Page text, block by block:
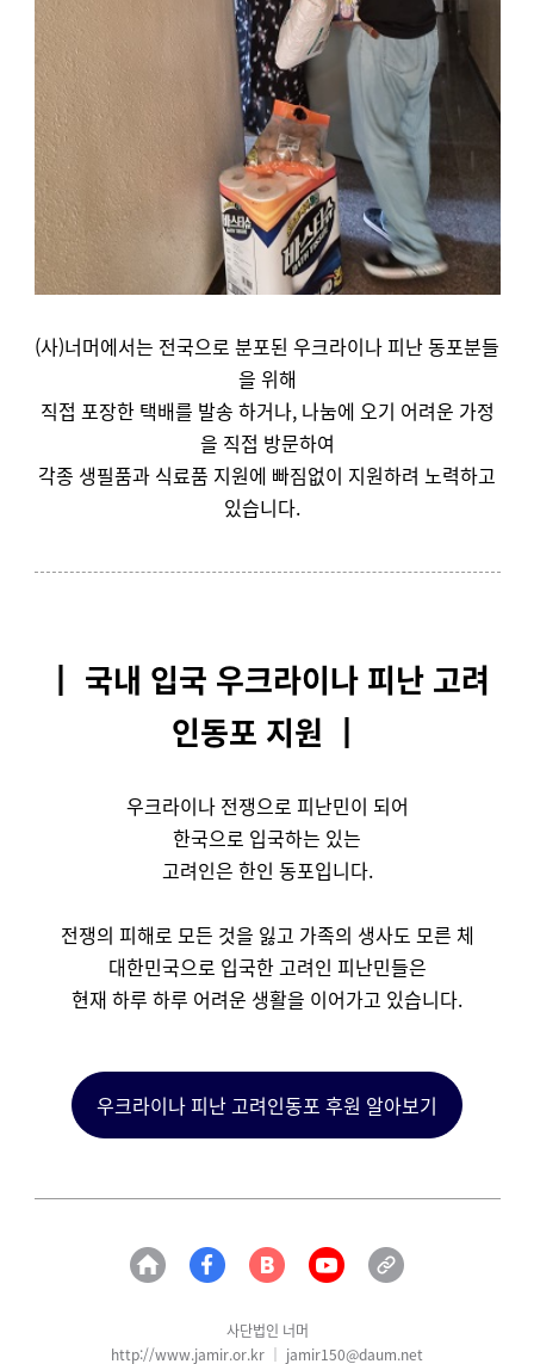
(사)너머에서는 전국으로 분포된 우크라이나 피난 동포분들
을 위해
직접 포장한 택배를 발송 하거나, 나눔에 오기 어려운 가정
을 직접 방문하여
각종 생필품과 식료품 지원에 빠짐없이 지원하려 노력하고
있습니다.
┃ 국내 입국 우크라이나 피난 고려
인동포 지원 ┃
우크라이나 전쟁으로 피난민이 되어
한국으로 입국하는 있는
고려인은 한인 동포입니다.
전쟁의 피해로 모든 것을 잃고 가족의 생사도 모른 체
대한민국으로 입국한 고려인 피난민들은
현재 하루 하루 어려운 생활을 이어가고 있습니다.
우크라이나 피난 고려인동포 후원 알아보기
사단법인 너머
http://www.jamir.or.kr │ jamir150@daum.net